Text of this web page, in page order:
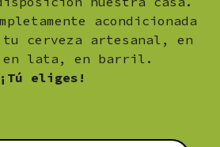
acondicionada
cerveza artesanal, en
lata, en barril.
¡Tú eliges!